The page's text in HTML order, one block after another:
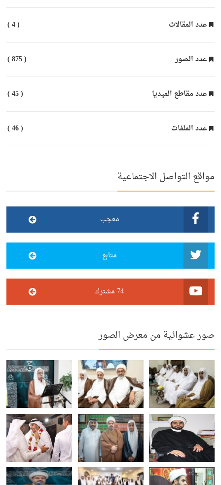
عدد المقالات ( 4 )
عدد الصور ( 875 )
عدد مقاطع الميديا ( 45 )
عدد الملفات ( 46 )
مواقع التواصل الاجتماعية
معجب
متابع
74 مشترك
صور عشوائية من معرض الصور